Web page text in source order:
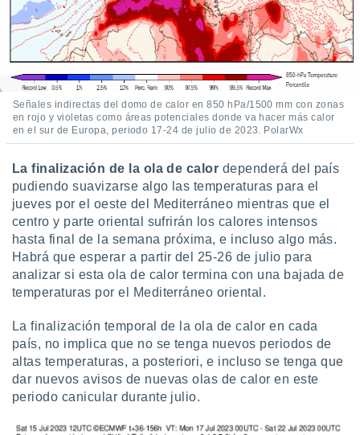
Señales indirectas del domo de calor en 850 hPa/1500 mm con zonas
en rojo y violetas como áreas potenciales donde va hacer más calor
en el sur de Europa, periodo 17-24 de julio de 2023. PolarWx
La finalización de la ola de calor dependerá del país
pudiendo suavizarse algo las temperaturas para el
jueves por el oeste del Mediterráneo mientras que el
centro y parte oriental sufrirán los calores intensos
hasta final de la semana próxima, e incluso algo más.
Habrá que esperar a partir del 25-26 de julio para
analizar si esta ola de calor termina con una bajada de
temperaturas por el Mediterráneo oriental.
La finalización temporal de la ola de calor en cada
país, no implica que no se tenga nuevos periodos de
altas temperaturas, a posteriori, e incluso se tenga que
dar nuevos avisos de nuevas olas de calor en este
periodo canicular durante julio.